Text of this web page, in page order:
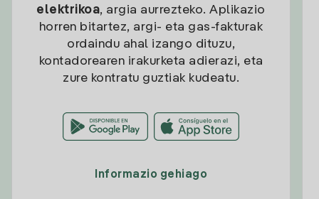
elektrikoa, argia aurrezteko. Aplikazio
horren bitartez, argi- eta gas-fakturak
ordaindu ahal izango dituzu,
kontadorearen irakurketa adierazi, eta
zure kontratu guztiak kudeatu.
Informazio gehiago